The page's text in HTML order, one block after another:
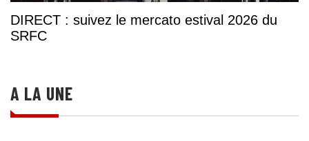
DIRECT : suivez le mercato estival 2026 du
SRFC
A LA UNE